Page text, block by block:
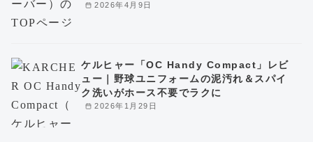
2026年4月9日
2026年1月29日
ケルヒャー「OC Handy Compact」レビ
ュー｜野球ユニフォームの泥汚れ＆スパイ
ク洗いがホース不要でラクに